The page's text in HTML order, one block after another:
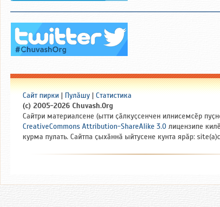
Сайт пирки Пулӑшу
Статистика
(c) 2005-2026 Chuvash.Org
Сайтри материалсене (ытти ҫӑлкуҫсенчен илнисемсӗр
CreativeCommons Attribution-ShareAlike 3.0 лицензипе
курма пулать. Сайтпа ҫыхӑннӑ ыйтусене кунта ярӑр: